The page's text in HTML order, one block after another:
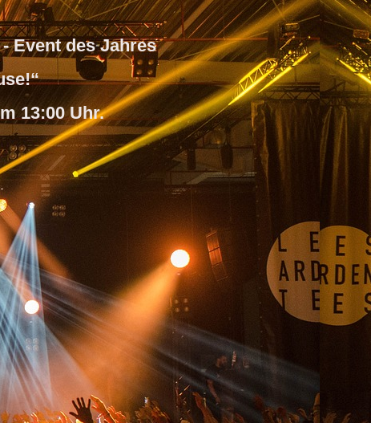
Event des Jahres
13:00 Uhr.